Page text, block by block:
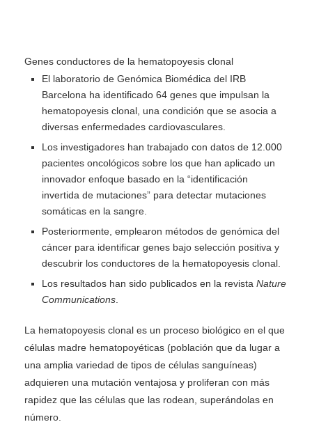
Genes conductores de la hematopoyesis clonal
El laboratorio de Genómica Biomédica del IRB
Barcelona ha identificado 64 genes que impulsan la
hematopoyesis clonal, una condición que se asocia a
diversas enfermedades cardiovasculares.
Los investigadores han trabajado con datos de 12.000
pacientes oncológicos sobre los que han aplicado un
innovador enfoque basado en la “identificación
invertida de mutaciones” para detectar mutaciones
somáticas en la sangre.
Posteriormente, emplearon métodos de genómica del
cáncer para identificar genes bajo selección positiva y
descubrir los conductores de la hematopoyesis clonal.
Los resultados han sido publicados en la revista Nature
Communications
La hematopoyesis clonal es un proceso biológico en el que
células madre hematopoyéticas (población que da lugar a
una amplia variedad de tipos de células sanguíneas)
adquieren una mutación ventajosa y proliferan con más
rapidez que las células que las rodean, superándolas en
número.